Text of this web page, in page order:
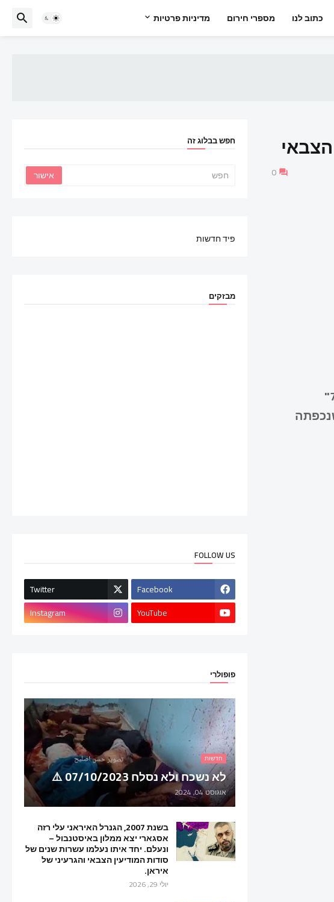
כתוב לנו מספרי חירום מדיניות פרטיות
0
חפש בבלוג זה
פיד חדשות
מבזקים
FOLLOW US
Facebook
Twitter
YouTube
Instagram
פופולרי
חדשות
לא נשכח ולא נסלח 07/10/2023 ⚠️
אוגוסט 04, 2024
בשנת 2007, הגנרל האיראני עלי רזה
אסגארי יצא ממלון באיסטנבול –
ונעלם. יחד איתו נעלמו עשרות שנים של
סודות המודיעין הצבאי והגרעיני של
איראן.
יולי 29, 2026